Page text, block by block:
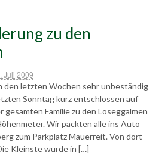
zu den
Juli 2009
den letzten Wochen sehr unbeständig
Sonntag kurz entschlossen auf
gesamten Familie zu den Loseggalmen
Wir packten alle ins Auto
zum Parkplatz Mauerreit. Von dort
Kleinste wurde in […]